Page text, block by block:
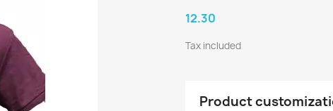
12.30
Tax included
Product